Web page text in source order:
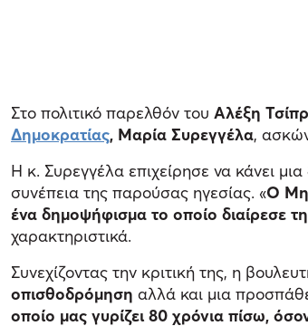
Στο πολιτικό παρελθόν του Αλέξη
Δημοκρατίας, Μαρία Συρεγγέλα,
Η κ. Συρεγγέλα επιχείρησε να κάνει μια
συνέπεια της παρούσας ηγεσίας. «Ο
ένα δημοψήφισμα το οποίο διαίρεσε
χαρακτηριστικά.
Συνεχίζοντας την κριτική της, η
οπισθοδρόμηση αλλά και μια
οποίο μας γυρίζει 80 χρόνια πίσω,